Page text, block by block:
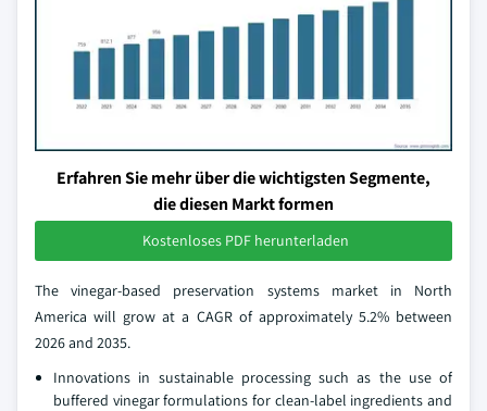
Erfahren Sie mehr über die wichtigsten Segmente,
die diesen Markt formen
Kostenloses PDF herunterladen
The vinegar-based preservation systems market in North
America will grow at a CAGR of approximately 5.2% between
2026 and 2035.
Innovations in sustainable processing such as the use of
buffered vinegar formulations for clean-label ingredients and